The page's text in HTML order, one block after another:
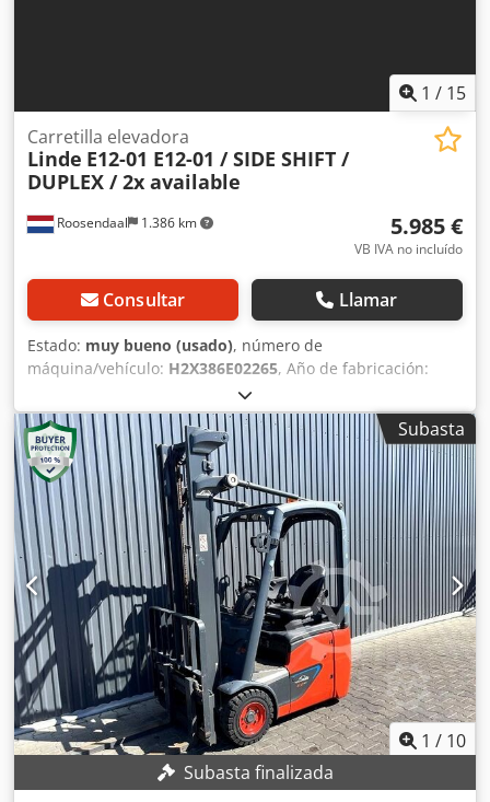
1 / 15
Roosendaal 1.386 km
Carretilla elevadora
Linde E12-01 E12-01 / SIDE SHIFT /
DUPLEX / 2x available
5.985 €
VB IVA no incluído
Consultar Llamar
Estado: muy bueno (usado), número de
máquina/vehículo: H2X386E02265, Año de fabricación:
, horas de funcionamiento:
combustible:eléctrico, tipo de mástil:dúplex, tipo de
engranaje:automático, altura total:2.110 mm , longitud
total:2.750 mm, ancho total:1.100 mm , Apilador eléctrico
LINDE E12-01, fabricado en 2014, en excelente estado, con
mástil dúplex, desplazador lateral, cargador integrado y
5979 horas de funcionamiento. Djdpfx Aezrngmsb Iswa =
Más información = Año de fabricación: 2014 Peso en vacío:
2360 kg Capacidad de carga: 1200 kg Estado técnico: muy
bueno Estado estético: muy bueno Póngase en contacto
con Arne Honingh para obtener más información.
Subasta
1 / 10
Subasta finalizada